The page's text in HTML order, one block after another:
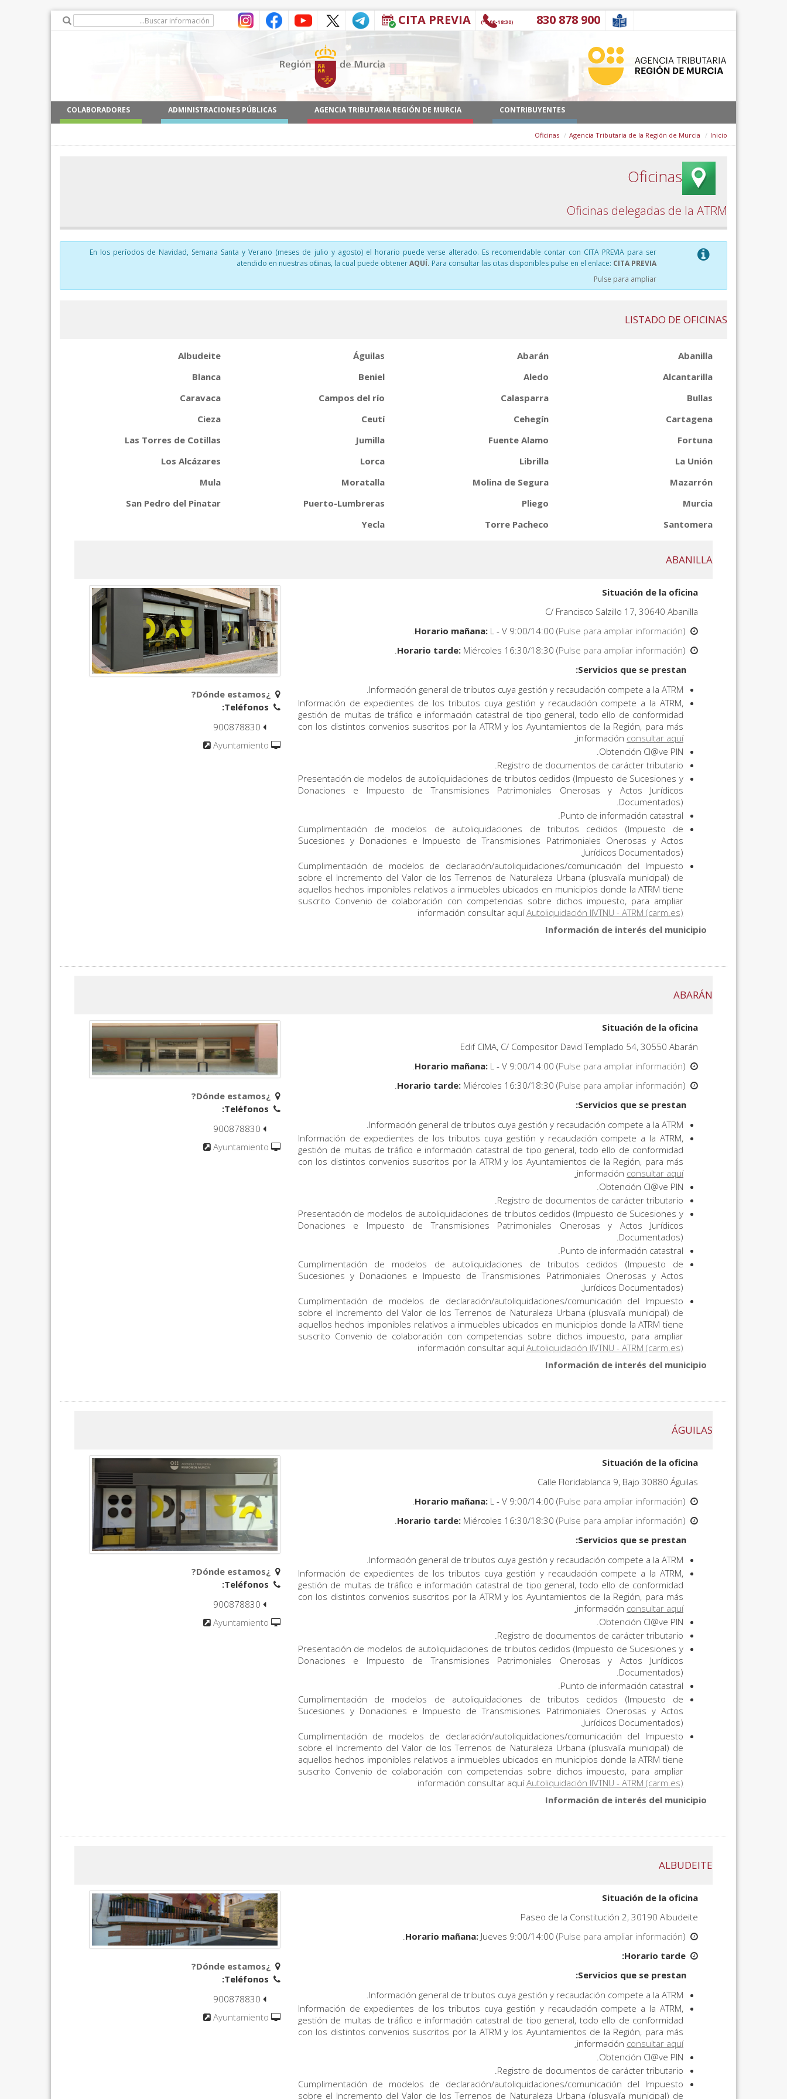
CITA PREVIA 900 878 830
(9:00-18:30*)
CONTRIBUYENTES
AGENCIA TRIBUTARIA REGIÓN DE MURCIA
ADMINISTRACIONES PÚBLICAS
COLABORADORES
Inicio
Agencia Tributaria de la Región de Murcia
Oficinas
Oficinas
Oficinas delegadas de la ATRM
En los períodos de Navidad, Semana Santa y Verano (meses de julio y agosto) el horario puede verse alterado. Es recomendable contar con CITA PREVIA para ser
atendido en nuestras oficinas, la cual puede obtenerAQUÍ. Para consultar las citas disponibles pulse en el enlace: CITA PREVIA
Pulse para ampliar
LISTADO DE OFICINAS
Abanilla
Abarán
Águilas
Albudeite
Alcantarilla
Aledo
Beniel
Blanca
Bullas
Calasparra
Campos del río
Caravaca
Cartagena
Cehegín
Ceutí
Cieza
Fortuna
Fuente Alamo
Jumilla
Las Torres de Cotillas
La Unión
Librilla
Lorca
Los Alcázares
Mazarrón
Molina de Segura
Moratalla
Mula
Murcia
Pliego
Puerto-Lumbreras
San Pedro del Pinatar
Santomera
Torre Pacheco
Yecla
ABANILLA
Situación de la oficina
C/ Francisco Salzillo 17, 30640 Abanilla
L - V 9:00/14:00 (Pulse para ampliar información).
Miércoles 16:30/18:30 (Pulse para ampliar información).
Servicios que se prestan:
Información general de tributos cuya gestión y recaudación compete a la ATRM.
Información de expedientes de los tributos cuya gestión y recaudación compete a la ATRM,
gestión de multas de tráfico e información catastral de tipo general, todo ello de conformidad
con los distintos convenios suscritos por la ATRM y los Ayuntamientos de la Región, para más
información consultar aquí.
Obtención Cl@ve PIN.
Registro de documentos de carácter tributario.
Presentación de modelos de autoliquidaciones de tributos cedidos (Impuesto de Sucesiones y
Donaciones e Impuesto de Transmisiones Patrimoniales Onerosas y Actos Jurídicos
Documentados).
Punto de información catastral.
Cumplimentación de modelos de autoliquidaciones de tributos cedidos (Impuesto de
Sucesiones y Donaciones e Impuesto de Transmisiones Patrimoniales Onerosas y Actos
Jurídicos Documentados).
Cumplimentación de modelos de declaración/autoliquidaciones/comunicación del Impuesto
sobre el Incremento del Valor de los Terrenos de Naturaleza Urbana (plusvalía municipal) de
aquellos hechos imponibles relativos a inmuebles ubicados en municipios donde la ATRM tiene
suscrito Convenio de colaboración con competencias sobre dichos impuesto, para ampliar
información consultar aquíAutoliquidación IIVTNU - ATRM (carm.es)
¿Dónde estamos?
900878830
Ayuntamiento
Información de interés del municipio
ABARÁN
Situación de la oficina
Edif CIMA, C/ Compositor David Templado 54, 30550 Abarán
L - V 9:00/14:00 (Pulse para ampliar información).
Miércoles 16:30/18:30 (Pulse para ampliar información).
Servicios que se prestan:
Información general de tributos cuya gestión y recaudación compete a la ATRM.
Información de expedientes de los tributos cuya gestión y recaudación compete a la ATRM,
gestión de multas de tráfico e información catastral de tipo general, todo ello de conformidad
con los distintos convenios suscritos por la ATRM y los Ayuntamientos de la Región, para más
información consultar aquí.
Obtención Cl@ve PIN.
Registro de documentos de carácter tributario.
Presentación de modelos de autoliquidaciones de tributos cedidos (Impuesto de Sucesiones y
Donaciones e Impuesto de Transmisiones Patrimoniales Onerosas y Actos Jurídicos
Documentados).
Punto de información catastral.
Cumplimentación de modelos de autoliquidaciones de tributos cedidos (Impuesto de
Sucesiones y Donaciones e Impuesto de Transmisiones Patrimoniales Onerosas y Actos
Jurídicos Documentados).
Cumplimentación de modelos de declaración/autoliquidaciones/comunicación del Impuesto
sobre el Incremento del Valor de los Terrenos de Naturaleza Urbana (plusvalía municipal) de
aquellos hechos imponibles relativos a inmuebles ubicados en municipios donde la ATRM tiene
suscrito Convenio de colaboración con competencias sobre dichos impuesto, para ampliar
información consultar aquíAutoliquidación IIVTNU - ATRM (carm.es)
¿Dónde estamos?
900878830
Ayuntamiento
Información de interés del municipio
ÁGUILAS
Situación de la oficina
Calle Floridablanca 9, Bajo 30880 Águilas
L - V 9:00/14:00 (Pulse para ampliar información).
Miércoles 16:30/18:30 (Pulse para ampliar información).
Servicios que se prestan:
Información general de tributos cuya gestión y recaudación compete a la ATRM.
Información de expedientes de los tributos cuya gestión y recaudación compete a la ATRM,
gestión de multas de tráfico e información catastral de tipo general, todo ello de conformidad
con los distintos convenios suscritos por la ATRM y los Ayuntamientos de la Región, para más
información consultar aquí.
Obtención Cl@ve PIN.
Registro de documentos de carácter tributario.
Presentación de modelos de autoliquidaciones de tributos cedidos (Impuesto de Sucesiones y
Donaciones e Impuesto de Transmisiones Patrimoniales Onerosas y Actos Jurídicos
Documentados).
Punto de información catastral.
Cumplimentación de modelos de autoliquidaciones de tributos cedidos (Impuesto de
Sucesiones y Donaciones e Impuesto de Transmisiones Patrimoniales Onerosas y Actos
Jurídicos Documentados).
Cumplimentación de modelos de declaración/autoliquidaciones/comunicación del Impuesto
sobre el Incremento del Valor de los Terrenos de Naturaleza Urbana (plusvalía municipal) de
aquellos hechos imponibles relativos a inmuebles ubicados en municipios donde la ATRM tiene
suscrito Convenio de colaboración con competencias sobre dichos impuesto, para ampliar
información consultar aquíAutoliquidación IIVTNU - ATRM (carm.es)
¿Dónde estamos?
900878830
Ayuntamiento
Información de interés del municipio
ALBUDEITE
Situación de la oficina
Paseo de la Constitución 2, 30190 Albudeite
Jueves 9:00/14:00 (Pulse para ampliar información).
Servicios que se prestan:
Información general de tributos cuya gestión y recaudación compete a la ATRM.
Información de expedientes de los tributos cuya gestión y recaudación compete a la ATRM,
gestión de multas de tráfico e información catastral de tipo general, todo ello de conformidad
con los distintos convenios suscritos por la ATRM y los Ayuntamientos de la Región, para más
información consultar aquí.
Obtención Cl@ve PIN.
Registro de documentos de carácter tributario.
Cumplimentación de modelos de declaración/autoliquidaciones/comunicación del Impuesto
sobre el Incremento del Valor de los Terrenos de Naturaleza Urbana (plusvalía municipal) de
¿Dónde estamos?
900878830
Ayuntamiento